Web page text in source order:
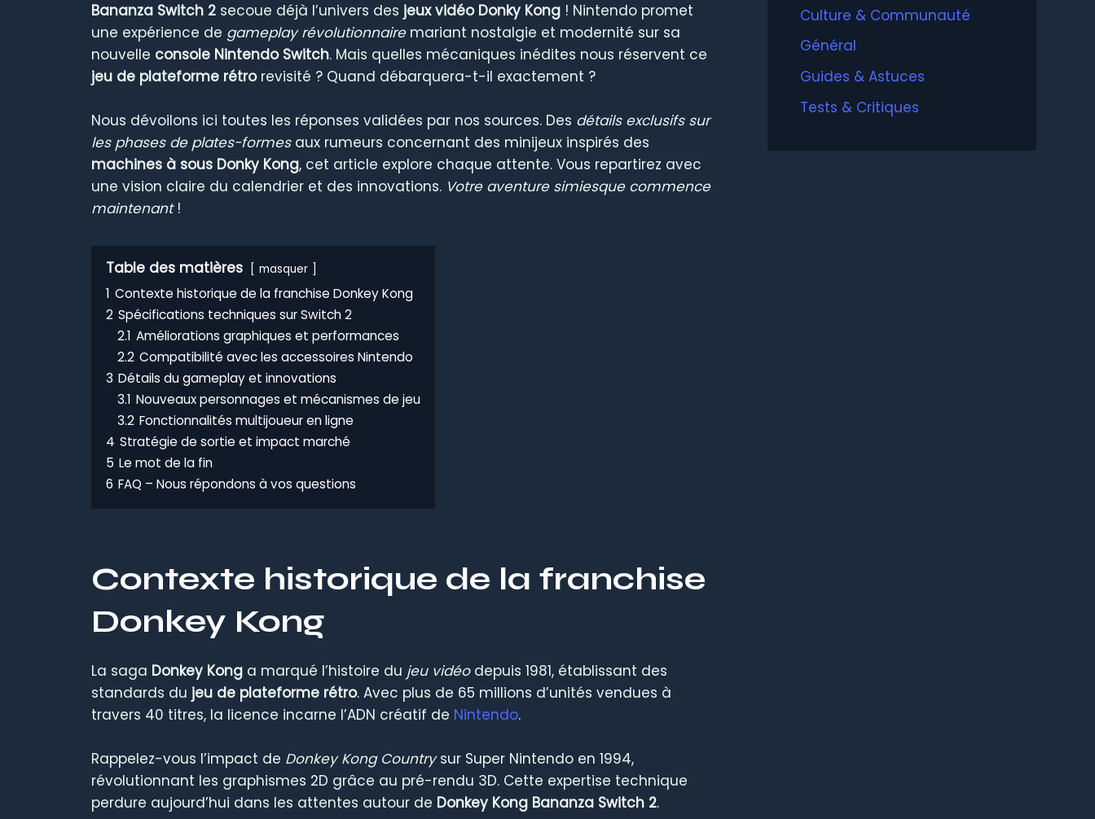
Bananza Switch 2 secoue déjà l’univers des jeux vidéo Donky Kong ! Nintendo promet
une expérience de gameplay révolutionnairemariant nostalgie et modernité sur sa
nouvelle console Nintendo Switch. Mais quelles mécaniques inédites nous réservent ce
jeu de plateforme rétrorevisité ? Quand débarquera-t-il exactement ?
Nous dévoilons ici toutes les réponses validées par nos sources. Des détails exclusifs sur
les phases de plates-formesaux rumeurs concernant des minijeux inspirés des
machines à sous Donky Kong, cet article explore chaque attente. Vous repartirez avec
une vision claire du calendrier et des innovations. Votre aventure simiesque commence
maintenant!
Table des matières masquer
1 Contexte historique de la franchise Donkey Kong
2 Spécifications techniques sur Switch 2
2.1 Améliorations graphiques et performances
2.2 Compatibilité avec les accessoires Nintendo
3 Détails du gameplay et innovations
3.1 Nouveaux personnages et mécanismes de jeu
3.2 Fonctionnalités multijoueur en ligne
4 Stratégie de sortie et impact marché
5 Le mot de la fin
6 FAQ – Nous répondons à vos questions
Contexte historique de la franchise
Donkey Kong
La saga Donkey Kong a marqué l’histoire du jeu vidéodepuis 1981, établissant des
standards du jeu de plateforme rétro. Avec plus de 65 millions d’unités vendues à
travers 40 titres, la licence incarne l’ADN créatif de Nintendo.
Rappelez-vous l’impact de Donkey Kong Countrysur Super Nintendo en 1994,
révolutionnant les graphismes 2D grâce au pré-rendu 3D. Cette expertise technique
perdure aujourd’hui dans les attentes autour de Donkey Kong Bananza Switch 2.
Culture & Communauté
Général
Guides & Astuces
Tests & Critiques